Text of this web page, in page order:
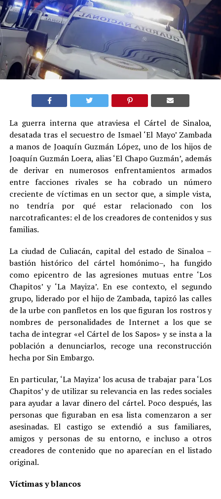
La guerra interna que atraviesa el Cártel de Sinaloa,
desatada tras el secuestro de Ismael ‘El Mayo’ Zambada
a manos de Joaquín Guzmán López, uno de los hijos de
Joaquín Guzmán Loera, alias ‘El Chapo Guzmán’, además
de derivar en numerosos enfrentamientos armados
entre facciones rivales se ha cobrado un número
creciente de víctimas en un sector que, a simple vista,
no tendría por qué estar relacionado con los
narcotraficantes: el de los creadores de contenidos y sus
familias.
La ciudad de Culiacán, capital del estado de Sinaloa –
bastión histórico del cártel homónimo–, ha fungido
como epicentro de las agresiones mutuas entre ‘Los
Chapitos’ y ‘La Mayiza’. En ese contexto, el segundo
grupo, liderado por el hijo de Zambada, tapizó las calles
de la urbe con panfletos en los que figuran los rostros y
nombres de personalidades de Internet a los que se
tacha de integrar «el Cártel de los Sapos» y se insta a la
población a denunciarlos, recoge una reconstrucción
hecha por Sin Embargo.
En particular, ‘La Mayiza’ los acusa de trabajar para ‘Los
Chapitos’ y de utilizar su relevancia en las redes sociales
para ayudar a lavar dinero del cártel. Poco después, las
personas que figuraban en esa lista comenzaron a ser
asesinadas. El castigo se extendió a sus familiares,
amigos y personas de su entorno, e incluso a otros
creadores de contenido que no aparecían en el listado
original.
Víctimas y blancos